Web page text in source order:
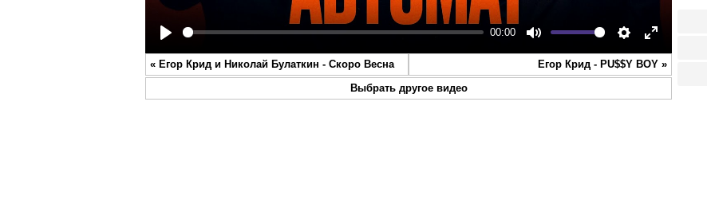
Play
00:00
Mute Settings
Enter
fullscreen
« Егор Крид и Николай Булаткин - Скоро Весна Егор Крид - PU$$Y BOY »
Выбрать другое видео